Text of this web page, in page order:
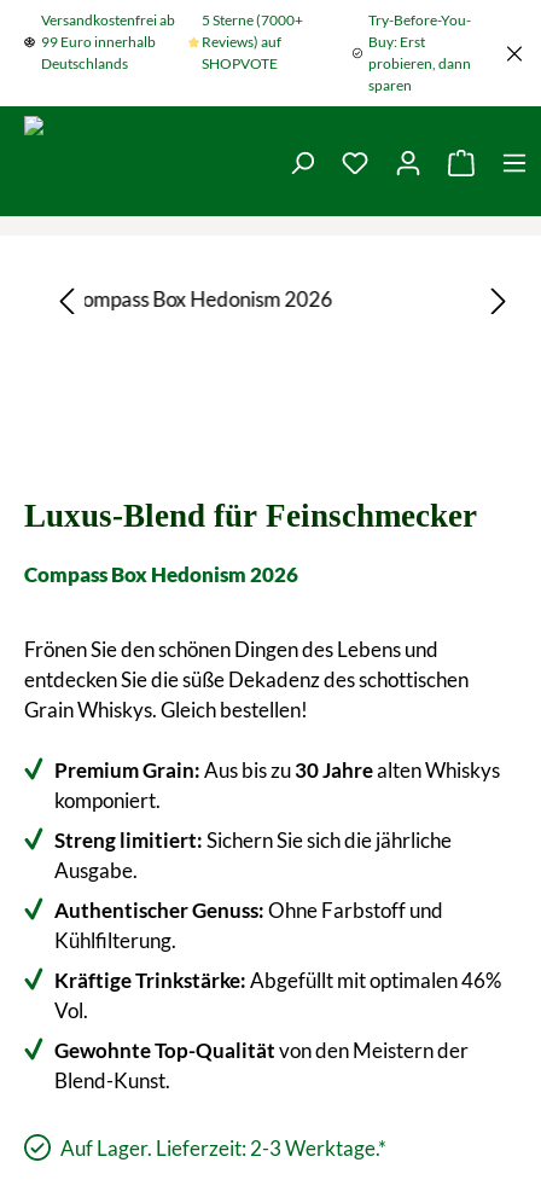
Zum Hauptinhalt springen
Versandkostenfrei ab
99 Euro innerhalb
Deutschlands
5 Sterne (7000+
Reviews) auf
SHOPVOTE
Try-Before-You-
Buy: Erst
probieren, dann
sparen
Du hast 0
Bildergalerie überspringen
Luxus-Blend für Feinschmecker
Compass Box Hedonism 2026
Frönen Sie den schönen Dingen des Lebens und
entdecken Sie die süße Dekadenz des schottischen
Grain Whiskys. Gleich bestellen!
Premium Grain:Aus bis zu30 Jahrealten Whiskys
komponiert.
Streng limitiert:Sichern Sie sich die jährliche
Ausgabe.
Authentischer Genuss:Ohne Farbstoff und
Kühlfilterung.
Kräftige Trinkstärke:Abgefüllt mit optimalen 46%
Vol.
Gewohnte Top-Qualitätvon den Meistern der
Blend-Kunst.
Auf Lager. Lieferzeit: 2-3 Werktage.*